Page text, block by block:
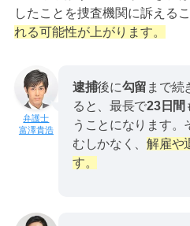
したことを捜査機関に訴えるこ
れる可能性が上がります。
富澤貴浩
逮捕後に勾留 まで続
ると、最長で23日間
うことになります。
むしかなく、解雇や
す。